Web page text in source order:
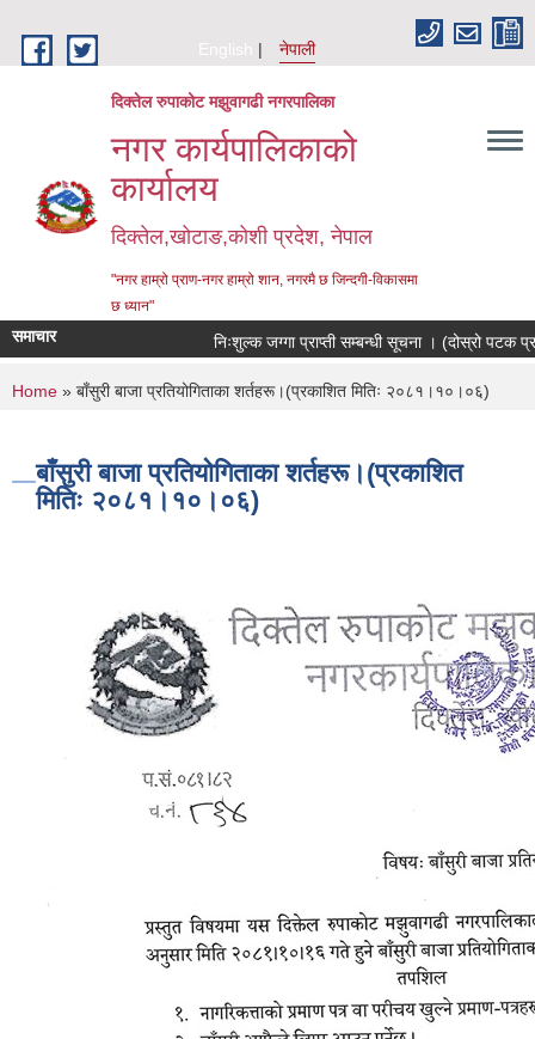
English
नेपाली
दिक्तेल रुपाकोट मझुवागढी नगरपालिका
नगर कार्यपालिकाको
कार्यालय
दिक्तेल,खोटाङ,कोशी प्रदेश, नेपाल
"नगर हाम्रो प्राण-नगर हाम्रो शान, नगरमै छ जिन्दगी-विकासमा
छ ध्यान"
समाचार निःशुल्क जग्गा प्राप्ती सम्बन्धी सूचना । (दोस्रो पटक
You are here
Home » बाँसुरी बाजा प्रतियोगिताका शर्तहरू।(प्रकाशित मितिः २०८१।१०।०६)
बाँसुरी बाजा प्रतियोगिताका शर्तहरू।(प्रकाशित
मितिः २०८१।१०।०६)